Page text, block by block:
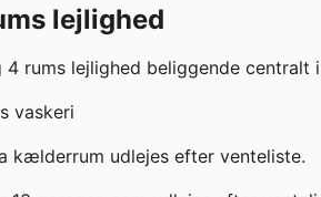
lejlighed
4 rums lejlighed beliggende centralt i
vaskeri
kælderrum udlejes efter venteliste.